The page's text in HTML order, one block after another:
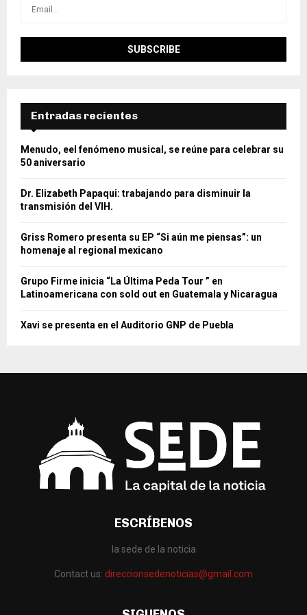
Entradas recientes
Menudo, eel fenómeno musical, se reúne para celebrar su
50 aniversario
Dr. Elizabeth Papaqui: trabajando para disminuir la
transmisión del VIH.
Griss Romero presenta su EP “Si aún me piensas”: un
homenaje al regional mexicano
Grupo Firme inicia “La Última Peda Tour ” en
Latinoamericana con sold out en Guatemala y Nicaragua
Xavi se presenta en el Auditorio GNP de Puebla
ESCRÍBENOS
la sede de la noticia
Contact us: direccionsedenoticias@gmail.com